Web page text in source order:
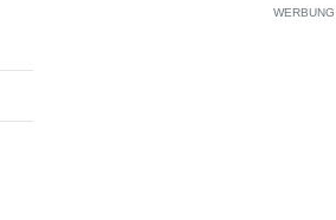
WERBUNG